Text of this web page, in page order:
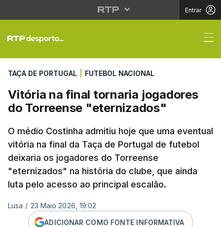
Entrar
Vitória na final
TAÇA DE PORTUGAL FUTEBOL NACIONAL
Vitória na final tornaria jogadores
do Torreense "eternizados"
O médio Costinha admitiu hoje que uma eventual
vitória na final da Taça de Portugal de futebol
deixaria os jogadores do Torreense
"eternizados" na história do clube, que ainda
luta pelo acesso ao principal escalão.
Lusa / 23 Maio 2026, 19:02
ADICIONAR COMO FONTE INFORMATIVA